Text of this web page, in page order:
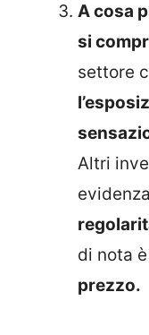
A cosa
si
settore
Altri
di nota
prezzo.